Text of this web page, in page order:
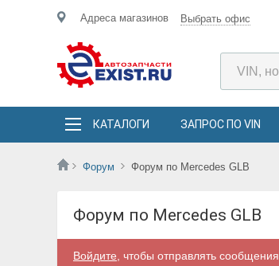
Адреса магазинов Выбрать офис
КАТАЛОГИ ЗАПРОС ПО VIN
Форум Форум по Mercedes GLB
Форум по Mercedes GLB
Войдите , чтобы отправлять сообщения.